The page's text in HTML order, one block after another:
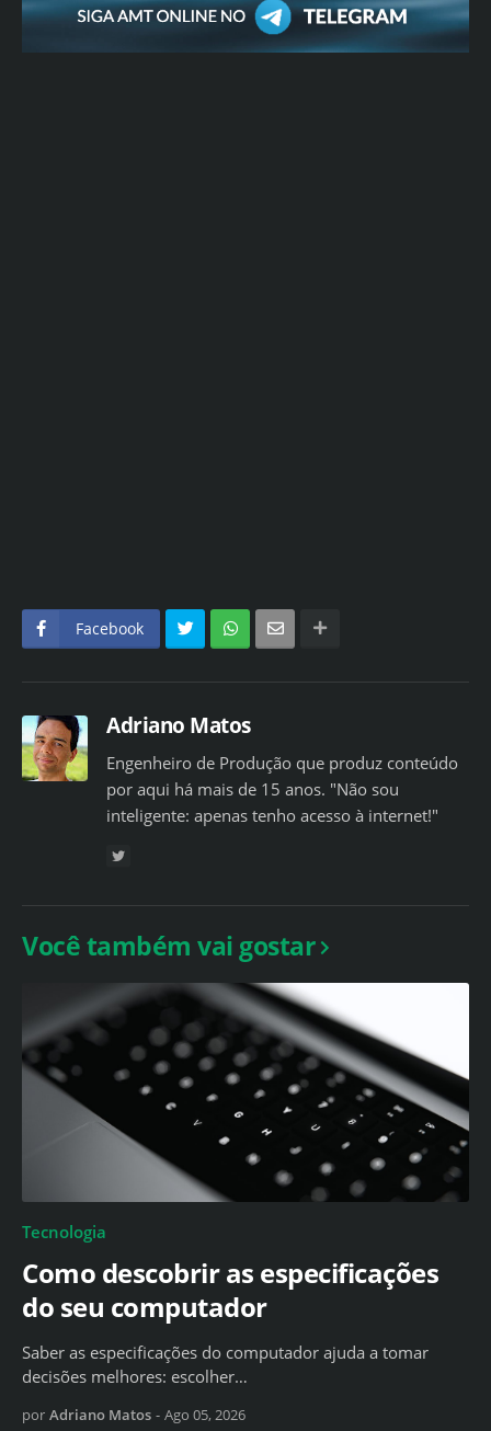
Facebook
Adriano Matos
Engenheiro de Produção que produz conteúdo
por aqui há mais de 15 anos. "Não sou
inteligente: apenas tenho acesso à internet!"
Você também vai gostar
Tecnologia
Como descobrir as especificações
do seu computador
Saber as especificações do computador ajuda a tomar
decisões melhores: escolher…
por Adriano Matos - Ago 05, 2026